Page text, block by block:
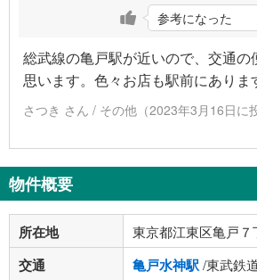
参考になった
総武線の亀戸駅が近いので、交通の
思います。色々お店も駅前にありま
さつき さん / その他（2023年3月16日に
物件概要
所在地 東京都江東区亀戸７
交通 亀戸水神駅/東武鉄